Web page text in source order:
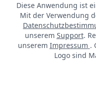
Diese Anwendung ist
Mit der Verwendung
unserem Support.
unserem Impressum .
Logo sind